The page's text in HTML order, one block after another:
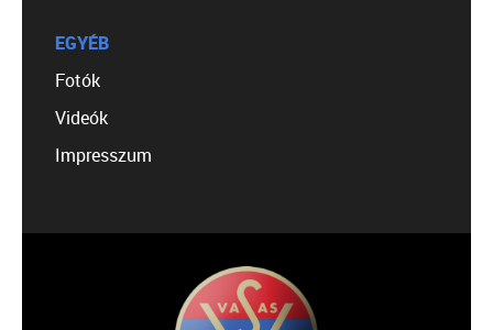
EGYÉB
Fotók
Videók
Impresszum